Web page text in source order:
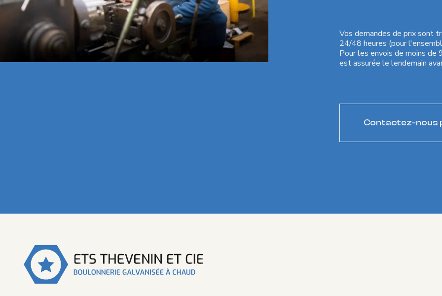
Vos demandes de prix sont
24/48 heures (pour
Pour les envois de moins de
est assurée le lendemain
Contactez-nous